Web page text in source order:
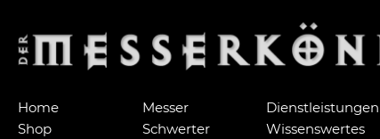
Home
Shop
Messer
Schwerter
Dienstleistungen
Wissenswertes